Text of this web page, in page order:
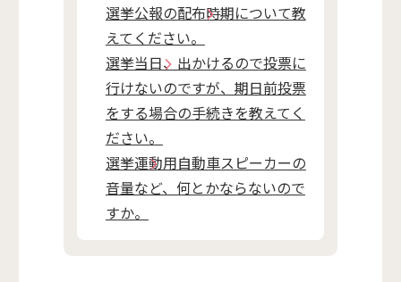
選挙公報の配布時期について教
えてください。
選挙当日、出かけるので投票に
行けないのですが、期日前投票
をする場合の手続きを教えてく
ださい。
選挙運動用自動車スピーカーの
音量など、何とかならないので
すか。